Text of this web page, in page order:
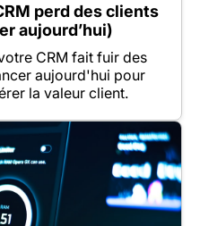
perd des clients
aujourd’hui)
CRM fait fuir des
aujourd'hui pour
la valeur client.